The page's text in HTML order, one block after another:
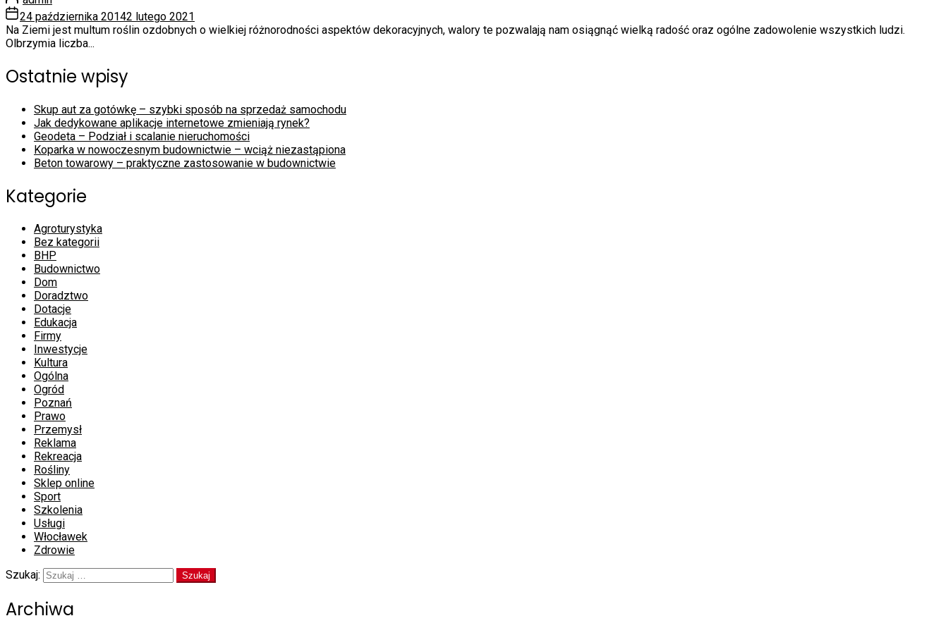
24 października 20142 lutego 2021
Na Ziemi jest multum roślin ozdobnych o wielkiej różnorodności aspektów dekoracyjnych, walory te pozwalają nam osiągnąć wielką radość oraz ogólne zadowolenie wszystkich ludzi.
Olbrzymia liczba...
Ostatnie wpisy
Skup aut za gotówkę – szybki sposób na sprzedaż samochodu
Jak dedykowane aplikacje internetowe zmieniają rynek?
Geodeta – Podział i scalanie nieruchomości
Koparka w nowoczesnym budownictwie – wciąż niezastąpiona
Beton towarowy – praktyczne zastosowanie w budownictwie
Kategorie
Agroturystyka
Bez kategorii
BHP
Budownictwo
Dom
Doradztwo
Dotacje
Edukacja
Firmy
Inwestycje
Kultura
Ogólna
Ogród
Poznań
Prawo
Przemysł
Reklama
Rekreacja
Rośliny
Sklep online
Sport
Szkolenia
Usługi
Włocławek
Zdrowie
Szukaj:
Archiwa